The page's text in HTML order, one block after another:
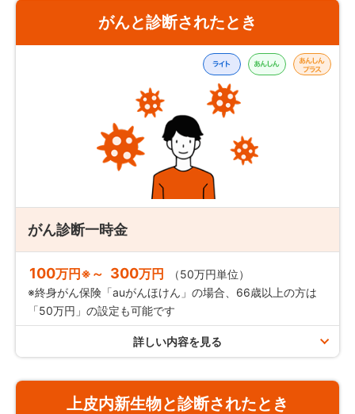
がんと診断されたとき
がん診断一時金
100万円※～ 300万円
（50万円単位）
※終身がん保険「auがんほけん」の場合、66歳以上の方は
「50万円」の設定も可能です
支払限度
詳しい内容を見る
上皮内新生物と診断されたとき